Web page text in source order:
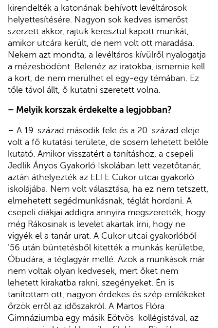
kirendelték a katonának behívott levéltárosok
helyettesítésére. Nagyon sok kedves ismerőst
szerzett akkor, rajtuk keresztül kapott munkát,
amikor utcára került, de nem volt ott maradása.
Nekem azt mondta, a levéltáros kívülről nyalogatja
a mézesbödönt. Belenéz az iratokba, ismernie kell
a kort, de nem merülhet el egy-egy témában. Ez
tőle távol állt, ő kutatni szeretett volna.
– Melyik korszak érdekelte a legjobban?
– A 19. század második fele és a 20. század eleje
volt a fő kutatási területe, de sosem lehetett belőle
kutató. Amikor visszatért a tanításhoz, a csepeli
Jedlik Ányos Gyakorló Iskolában lett vezetőtanár,
aztán áthelyezték az ELTE Cukor utcai gyakorló
iskolájába. Nem volt választása, ha ez nem tetszett,
elmehetett segédmunkásnak, téglát hordani. A
csepeli diákjai addigra annyira megszerették, hogy
még Rákosinak is levelet akartak írni, hogy ne
vigyék el a tanár urat. A Cukor utcai gyakorlóból
’56 után büntetésből kitették a munkás kerületbe,
Óbudára, a téglagyár mellé. Azok a munkások már
nem voltak olyan kedvesek, mert őket nem
lehetett kirakatba rakni, szegényeket. Én is
tanítottam ott, nagyon érdekes és szép emlékeket
őrzök erről az időszakról. A Martos Flóra
Gimnáziumba egy másik Eötvös-kollégistával, az